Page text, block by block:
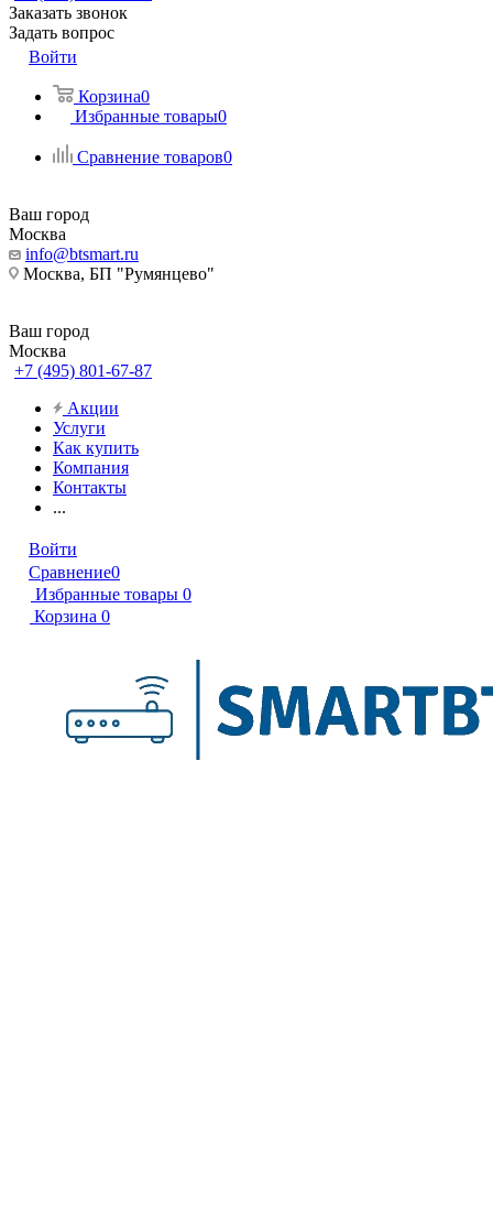
Заказать звонок
Задать вопрос
Войти
Корзина0
Избранные товары0
Сравнение товаров0
Ваш город
Москва
info@btsmart.ru
Москва, БП "Румянцево"
Ваш город
Москва
+7 (495) 801-67-87
Акции
Услуги
Как купить
Компания
Контакты
...
Войти
Сравнение0
Избранные товары 0
Корзина 0